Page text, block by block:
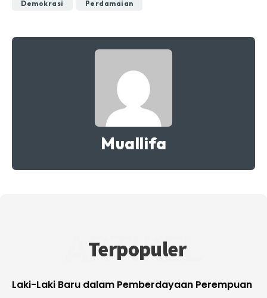
Demokrasi Perdamaian
Muallifa
Terpopuler
ARTIKEL
Laki-Laki Baru dalam Pemberdayaan Perempuan